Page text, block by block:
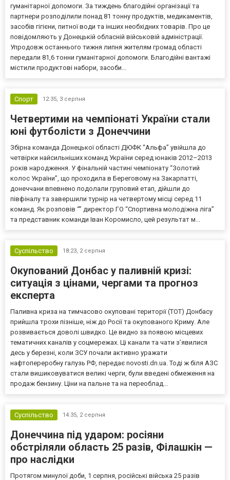
гуманітарної допомоги. За тиждень благодійні організації та
партнери розподілили понад 81 тонну продуктів, медикаментів,
засобів гігієни, питної води та інших необхідних товарів. Про це
повідомляють у Донецькій обласній військовій адміністрації.
Упродовж останнього тижня липня жителям громад області
передали 81,6 тонни гуманітарної допомоги. Благодійні вантажі
містили продуктові набори, засоби...
Спорт 12:35, 3 серпня
Четвертими на чемпіонаті України стали
юні футболісти з Донеччини
Збірна команда Донецької області ДЮФК “Альфа” увійшла до
четвірки найсильніших команд України серед юнаків 2012–2013
років народження. У фінальній частині чемпіонату “Золотий
колос України”, що проходила в Береговому на Закарпатті,
донеччани впевнено подолали груповий етап, дійшли до
півфіналу та завершили турнір на четвертому місці серед 11
команд. Як розповів “” директор ГО “Спортивна молодіжна ліга”
та представник команди Іван Коромисло, цей результат м...
Суспільство 18:23, 2 серпня
Окупований Донбас у паливній кризі:
ситуація з цінами, чергами та прогноз
експерта
Паливна криза на тимчасово окуповані території (ТОТ) Донбасу
прийшла трохи пізніше, ніж до Росії та окупованого Криму. Але
розвивається доволі швидко. Це видно за появою місцевих
тематичних каналів у соцмережах. Ці канали та чати з’явилися
десь у березні, коли ЗСУ почали активно уражати
нафтопереробну галузь РФ, передає novosti.dn.ua. Тоді ж біля АЗС
стали вишиковуватися великі черги, були введені обмеження на
продаж бензину. Ціни на пальне та на переоблад...
Суспільство 14:35, 2 серпня
Донеччина під ударом: росіяни
обстріляли область 25 разів, Філашкін —
про наслідки
Протягом минулої доби, 1 серпня, російські війська 25 разів